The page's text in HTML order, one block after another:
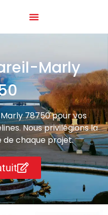
Marly
78750 pour vos
Nous privilégions la
chaque projet.